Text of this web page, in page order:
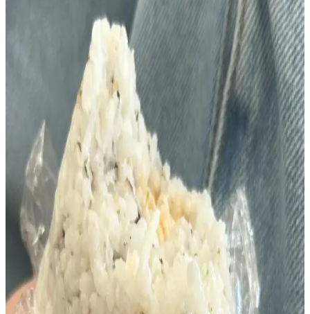
Ton Balıklı Salatalarda Lahana Kullanımı ve
Alternatif Malzeme Önerileriyle Lezzet Artırma
Ton balıklı salatalarda lahana kullanımı, salataya hacim ve lif katarak
besleyiciliği artırır. Hardal, elma, haşlanmış yumurta gibi
malzemelerle zenginleştirilen tarifler, farklı lezzetler sunar.
Konserve Ton Balığı ile Ekonomik ve Lezzetli
Teriyaki Akşam Yemeği Tarifleri
Konserve ton balığı, zencefil, soya sosu ve Sriracha ile hazırlanan
teriyaki tarzı sosla ekonomik ve dengeli bir akşam yemeği sunar.
Yanında pirinç, avokado ve miso çorbası ile tamamlanır.
Ton Balığını Hızlı ve Pratik Kullanma Yöntemleri ile
Zaman Kazanın
Ton balığı, uzun süre dayanabilen ve kolayca hazırlanan bir
konserve gıdadır. Salatalar, sandviçler ve mezelerde kullanımıyla
zaman kazandırır, sağlıklı ve lezzetli öğünler oluşturur.
Sağlıklı ve Pratik Ton Balığı Yemekleri ile Günlük
Beslenmenizi Zenginleştirin